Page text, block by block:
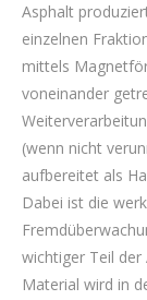
Asphalt
einzelnen
mittels
voneinander
(wenn nicht
aufbereitet als
Dabei ist die
wichtiger Teil der
Material wird in